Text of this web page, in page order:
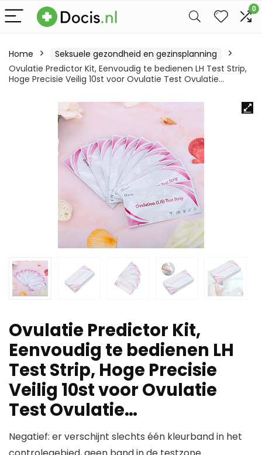
0
Home
Seksuele gezondheid en gezinsplanning
Ovulatie Predictor Kit, Eenvoudig te bedienen LH Test Strip,
Hoge Precisie Veilig 10st voor Ovulatie Test Ovulatie…
Ovulatie Predictor Kit,
Eenvoudig te bedienen LH
Test Strip, Hoge Precisie
Veilig 10st voor Ovulatie
Test Ovulatie…
Negatief: er verschijnt slechts één kleurband in het